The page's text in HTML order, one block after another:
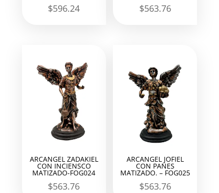
$596.24 $563.76
ARCANGEL ZADAKIEL
CON INCIENSCO
MATIZADO-FOG024
$563.76
ARCANGEL JOFIEL
CON PANES
MATIZADO. – FOG025
$563.76